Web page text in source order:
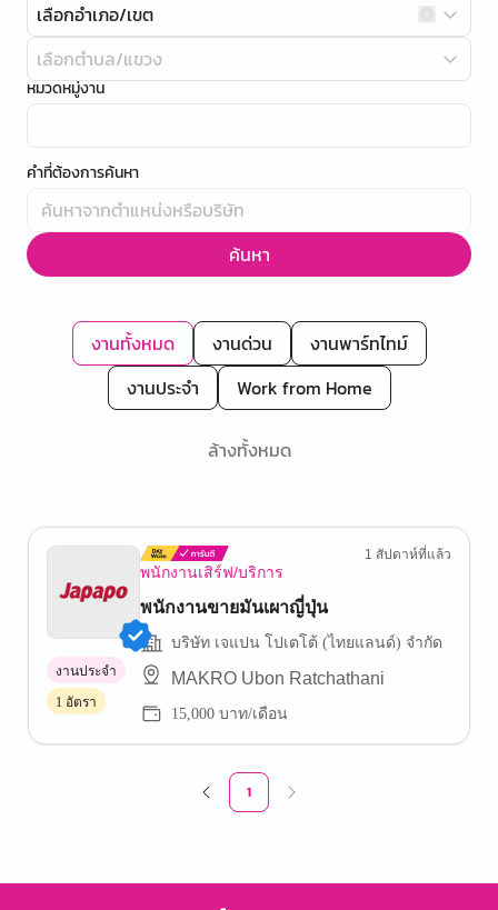
เลือกอำเภอ/เขต
เลือกตำบล/แขวง
หมวดหมู่งาน
คำที่ต้องการค้นหา
ค้นหา
งานทั้งหมด งานด่วน
งานพาร์ทไทม์
งานประจำ
Work from Home
ล้างทั้งหมด
พนักงานเสิร์ฟ/บริการ
1 สัปดาห์ที่แล้ว
พนักงานขายมันเผาญี่ปุ่น
บริษัท เจแปน โปเตโต้ (ไทยแลนด์) จำกัด
MAKRO Ubon Ratchathani
15,000 บาท/เดือน
งานประจำ
1 อัตรา
1